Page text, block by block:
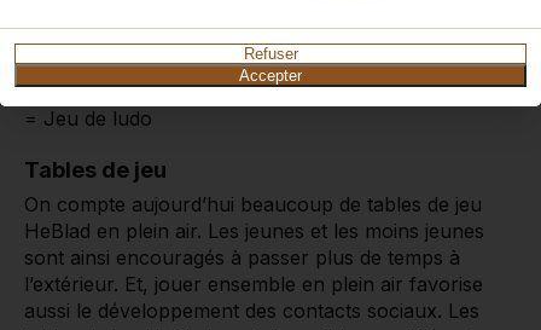
Refuser
Accepter
contacter. En plus du jeu d’échecs, vous pouvez
choisir le jeu de dames ou le jeu de ludo. Explication
de nos codes : 1 = Jeu d’échecs 2 = Jeu de dames 3
= Jeu de ludo
Tables de jeu
On compte aujourd’hui beaucoup de tables de jeu
HeBlad en plein air. Les jeunes et les moins jeunes
sont ainsi encouragés à passer plus de temps à
l’extérieur. Et, jouer ensemble en plein air favorise
aussi le développement des contacts sociaux. Les